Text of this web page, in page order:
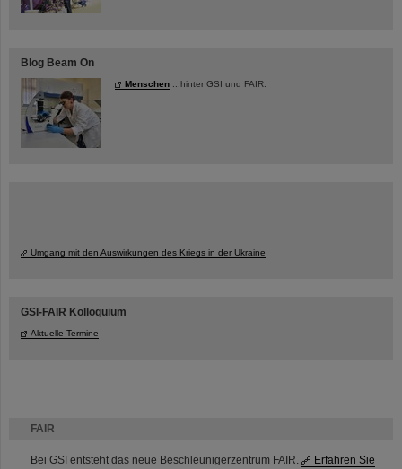
FAIR
Bei GSI entsteht das neue Beschleunigerzentrum FAIR.
Erfahren Sie
Blog Beam On
Menschen ...hinter GSI und FAIR.
Umgang mit den Auswirkungen des Kriegs in der Ukraine
GSI-FAIR Kolloquium
Aktuelle Termine